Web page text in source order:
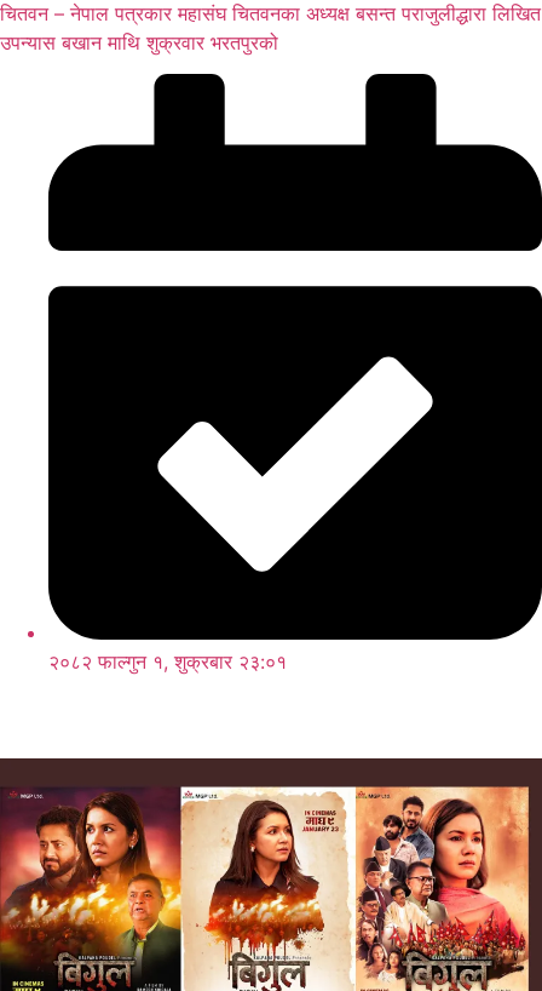
चितवन – नेपाल पत्रकार महासंघ चितवनका अध्यक्ष बसन्त पराजुलीद्धारा लिखित
उपन्यास बखान माथि शुक्रवार भरतपुरको
२०८२ फाल्गुन १, शुक्रबार २३:०१